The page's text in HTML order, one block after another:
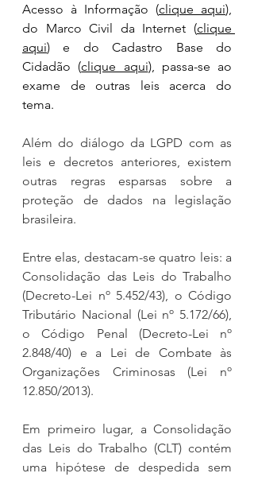
Acesso à Informação (clique aqui),
do Marco Civil da Internet (clique
aqui) e do Cadastro Base do
Cidadão (clique aqui), passa-se ao
exame de outras leis acerca do
tema.
Além do diálogo da LGPD com as
leis e decretos anteriores, existem
outras regras esparsas sobre a
proteção de dados na legislação
brasileira.
Entre elas, destacam-se quatro leis: a
Consolidação das Leis do Trabalho
(Decreto-Lei nº 5.452/43), o Código
Tributário Nacional (Lei nº 5.172/66),
o Código Penal (Decreto-Lei nº
2.848/40) e a Lei de Combate às
Organizações Criminosas (Lei nº
12.850/2013).
Em primeiro lugar, a Consolidação
das Leis do Trabalho (CLT) contém
uma hipótese de despedida sem